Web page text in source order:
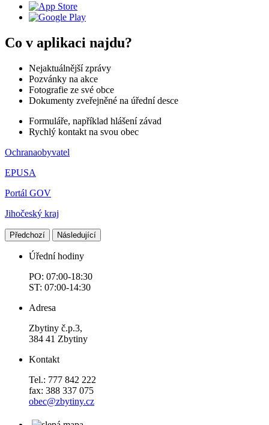
Co v aplikaci najdu?
Nejaktuálnější zprávy
Pozvánky na akce
Fotografie ze své obce
Dokumenty zveřejněné na úřední desce
Formuláře, například hlášení závad
Rychlý kontakt na svou obec
Ochranaobyvatel
EPUSA
Portál GOV
Jihočeský kraj
Předchozí Následující
Úřední hodiny
PO: 07:00-18:30
ST: 07:00-14:30
Adresa
Zbytiny č.p.3,
384 41 Zbytiny
Kontakt
Tel.: 777 842 222
fax: 388 337 075
obec@zbytiny.cz